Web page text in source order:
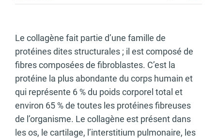
Le collagène fait partie d’une famille de
protéines dites structurales ; il est composé de
fibres composées de fibroblastes. C’est la
protéine la plus abondante du corps humain et
qui représente 6 % du poids corporel total et
environ 65 % de toutes les protéines fibreuses
de l’organisme. Le collagène est présent dans
les os, le cartilage, l’interstitium pulmonaire, les